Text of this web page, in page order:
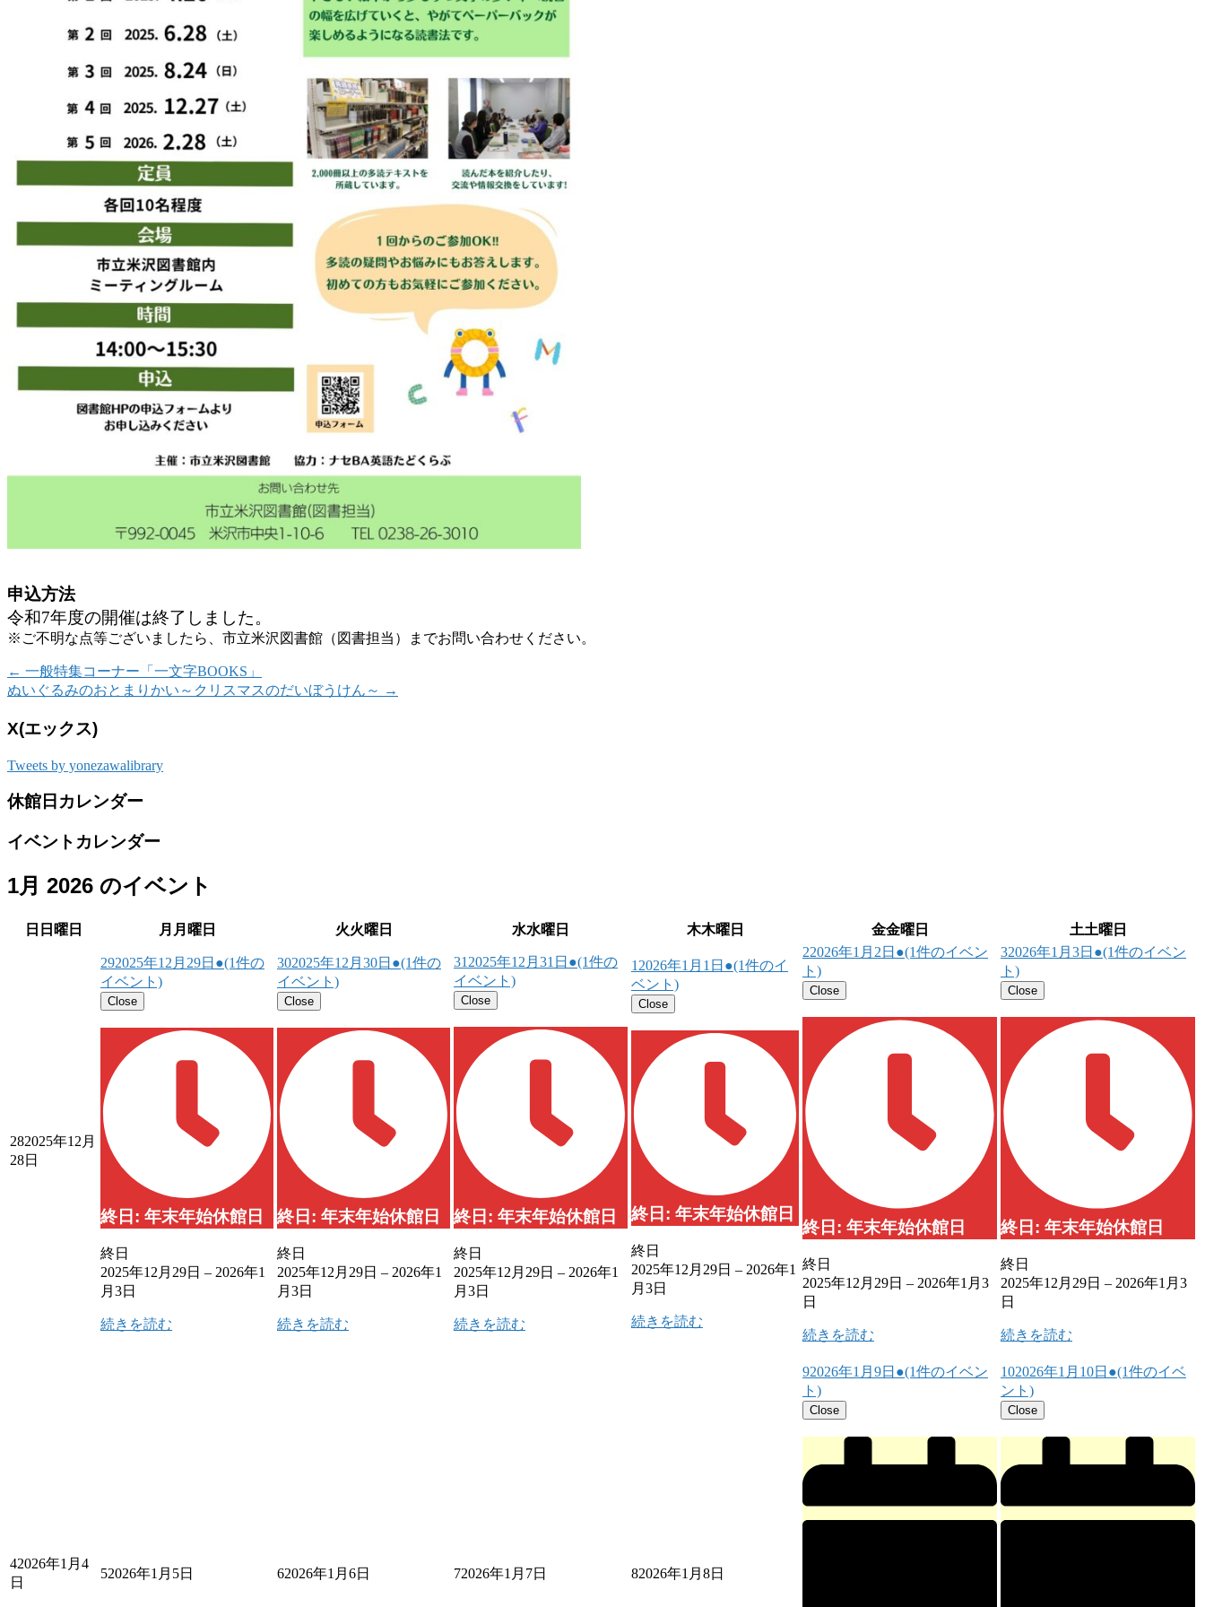
申込方法
令和7年度の開催は終了しました。
※ご不明な点等ございましたら、市立米沢図書館（図書担当）までお問い合わせください。
← 一般特集コーナー「一文字BOOKS」
ぬいぐるみのおとまりかい～クリスマスのだいぼうけん～ →
X(エックス)
Tweets by yonezawalibrary
休館日カレンダー
イベントカレンダー
1月 2026 のイベント
日 日曜日 月 月曜日 火火曜日 水水曜日 木木曜日 金金曜日 土土曜日
282025年12月
28日
292025年12月29日 ●(1件の
イベント)
Close
終日: 年末年始休館日
終日
2025年12月29日 – 2026年1
月3日
続きを読む
302025年12月30日 ●(1件の
イベント)
Close
終日: 年末年始休館日
終日
2025年12月29日 – 2026年1
月3日
続きを読む
31 2025年12月31日 ●(1件の
イベント)
Close
終日: 年末年始休館日
終日
2025年12月29日 – 2026年1
月3日
続きを読む
1 2026年1月1日 ●(1件のイ
ベント)
Close
終日: 年末年始休館日
終日
2025年12月29日 – 2026年1
月3日
続きを読む
22026年1月2日 ●(1件のイベン
ト)
Close
終日: 年末年始休館日
終日
2025年12月29日 – 2026年1月3
日
続きを読む
32026年1月3日 ●(1件のイベン
ト)
Close
終日: 年末年始休館日
終日
2025年12月29日 – 2026年1月3
日
続きを読む
42026年1月4
日
52026年1月5日 62026年1月6日 72026年1月7日 82026年1月8日
92026年1月9日 ●(1件のイベン
ト)
Close
102026年1月10日 ●(1件のイベ
ント)
Close